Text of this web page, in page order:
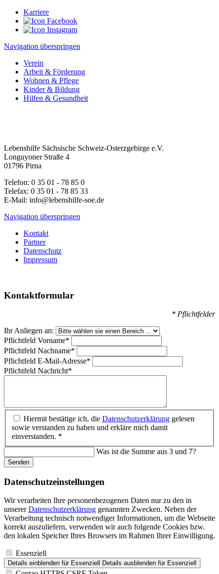
Karriere
Navigation überspringen
Verein
Arbeit & Förderung
Wohnen & Pflege
Kinder & Bildung
Hilfen & Gesundheit
Lebenshilfe Sächsische Schweiz-Osterzgebirge e.V.
Longuyoner Straße 4
01796 Pirna
Telefon: 0 35 01 - 78 85 0
Telefax: 0 35 01 - 78 85 33
E-Mail: info@lebenshilfe-soe.de
Navigation überspringen
Kontakt
Partner
Datenschutz
Impressum
Kontaktformular
* Pflichtfelder
Ihr Anliegen an:
Pflichtfeld Vorname*
Pflichtfeld Nachname*
Pflichtfeld E-Mail-Adresse*
Pflichtfeld Nachricht*
Hiermit bestätige ich, die Datenschutzerklärung gelesen
sowie verstanden zu haben und erkläre mich damit
einverstanden. *
Was ist die Summe aus 3 und 7?
Senden
Datenschutz­einstellungen
Wir verarbeiten Ihre personenbezogenen Daten nur zu den in
unsererDatenschutzerklärung genannten Zwecken. Neben der
Verarbeitung technisch notwendiger Informationen, um die Webseite
korrekt auszuliefern, verwenden wir auch folgende Cookies bzw.
den lokalen Speicher Ihres Browsers im Rahmen Ihrer Einwilligung.
Essenziell
Details einblenden für Essenziell Details ausblenden für Essenziell